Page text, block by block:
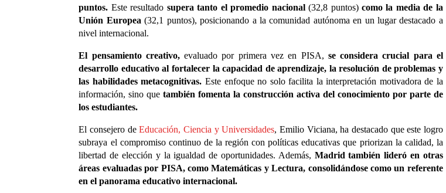
puntos. Este resultado supera tanto el promedio nacional(32,8 puntos)como la media de la
Unión Europea (32,1 puntos), posicionando a la comunidad autónoma en un lugar destacado a
nivel internacional.
El pensamiento creativo,evaluado por primera vez en PISA, se considera crucial para el
desarrollo educativo al fortalecer la capacidad de aprendizaje, la resolución de problemas y
las habilidades metacognitivas. Este enfoque no solo facilita la interpretación motivadora de la
información, sino que también fomenta la construcción activa del conocimiento por parte de
los estudiantes.
El consejero deEducación, Ciencia y Universidades, Emilio Viciana, ha destacado que este logro
subraya el compromiso continuo de la región con políticas educativas que priorizan la calidad, la
libertad de elección y la igualdad de oportunidades. Además, Madrid también lideró en otras
áreas evaluadas por PISA, como Matemáticas y Lectura, consolidándose como un referente
en el panorama educativo internacional.